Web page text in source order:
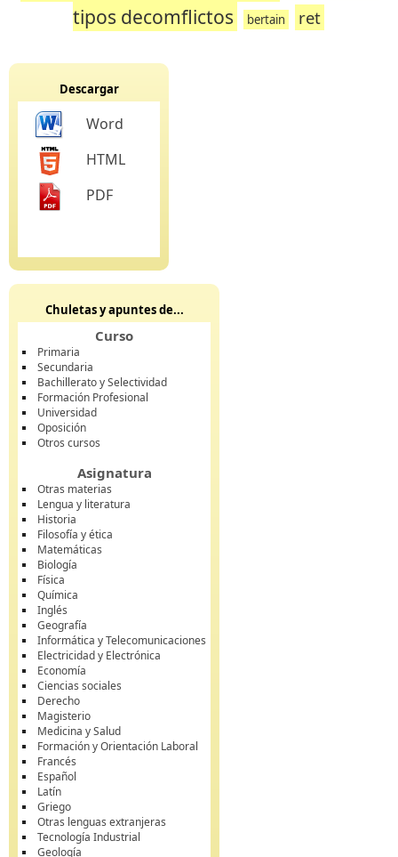
tipos decomflictos
bertain ret
Descargar
Word
HTML
PDF
Chuletas y apuntes de...
Curso
Primaria
Secundaria
Bachillerato y Selectividad
Formación Profesional
Universidad
Oposición
Otros cursos
Asignatura
Otras materias
Lengua y literatura
Historia
Filosofía y ética
Matemáticas
Biología
Física
Química
Inglés
Geografía
Informática y Telecomunicaciones
Electricidad y Electrónica
Economía
Ciencias sociales
Derecho
Magisterio
Medicina y Salud
Formación y Orientación Laboral
Francés
Español
Latín
Griego
Otras lenguas extranjeras
Tecnología Industrial
Geología